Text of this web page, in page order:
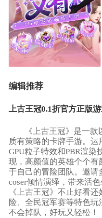
编辑推荐
上古王冠0.1折官方正版
《上古王冠》是一
质有策略的卡牌手游。运
GPU粒子特效和PBR渲
现，高颜值的英雄个个
于自己的冒险团队。邀请
coser倾情演绎，带来活
《上古王冠》不止好看
险、全民冠军赛等特色
不会掉队，好玩又轻松！